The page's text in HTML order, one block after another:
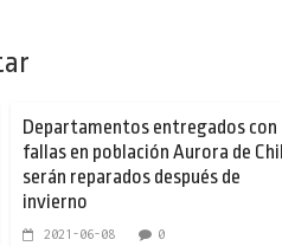
Departamentos entregados con
fallas en población Aurora de
serán reparados después de
invierno
2021-06-08 0